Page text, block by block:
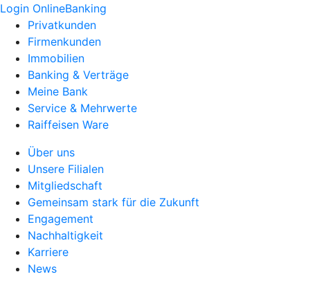
Login OnlineBanking
Privatkunden
Firmenkunden
Immobilien
Banking & Verträge
Meine Bank
Service & Mehrwerte
Raiffeisen Ware
Über uns
Unsere Filialen
Mitgliedschaft
Gemeinsam stark für die Zukunft
Engagement
Nachhaltigkeit
Karriere
News